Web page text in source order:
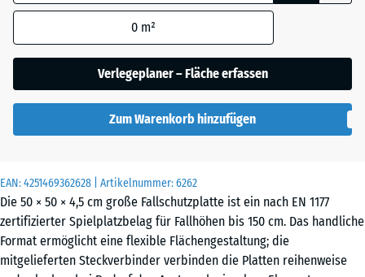
EAN:4251469362628 | Artikelnummer:6262
Die 50 × 50 × 4,5 cm große Fallschutzplatte ist ein nach EN 1177
zertifizierter Spielplatzbelag für Fallhöhen bis 150 cm. Das handliche
Format ermöglicht eine flexible Flächengestaltung; die
mitgelieferten Steckverbinder verbinden die Platten reihenweise
Sandbeige + 0,30 €
Schiefergrau
0 m²
Verlegeplaner – Fläche erfassen
Zum Warenkorb hinzufügen